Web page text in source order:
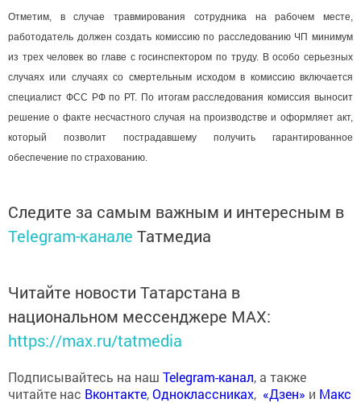
Отметим, в случае травмирования сотрудника на рабочем месте,
работодатель должен создать комиссию по расследованию ЧП минимум
из трех человек во главе с госинспектором по труду. В особо серьезных
случаях или случаях со смертельным исходом в комиссию включается
специалист ФСС РФ по РТ. По итогам расследования комиссия выносит
решение о факте несчастного случая на производстве и оформляет акт,
который позволит пострадавшему получить гарантированное
обеспечение по страхованию.
Следите за самым важным и интересным в
Telegram-канале Татмедиа
Читайте новости Татарстана в
национальном мессенджере MАХ:
https://max.ru/tatmedia
Подписывайтесь на наш Telegram-канал, а также
читайте нас Вконтакте,Одноклассниках, «Дзен» и Макс